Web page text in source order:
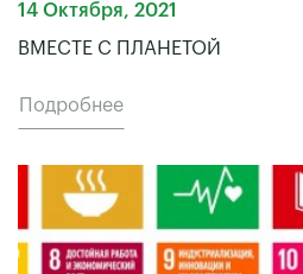
14 Октября, 2021
ВМЕСТЕ С ПЛАНЕТОЙ
Подробнее